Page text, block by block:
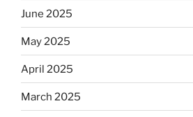
June 2025
May 2025
April 2025
March 2025